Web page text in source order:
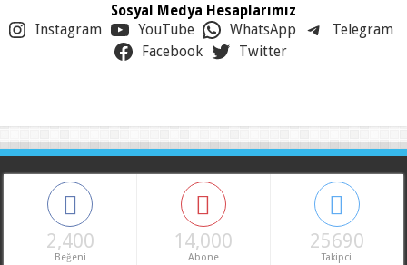
Sosyal Medya Hesaplarımız
Instagram YouTube WhatsApp
Telegram
Facebook
Twitter
2,400
Beğeni
14,000
Abone
25690
Takipci